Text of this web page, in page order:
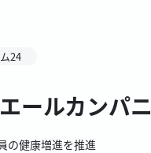
24
ールカンパ
の健康増進を推進